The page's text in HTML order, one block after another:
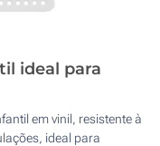
ideal para
em vinil, resistente à
ideal para